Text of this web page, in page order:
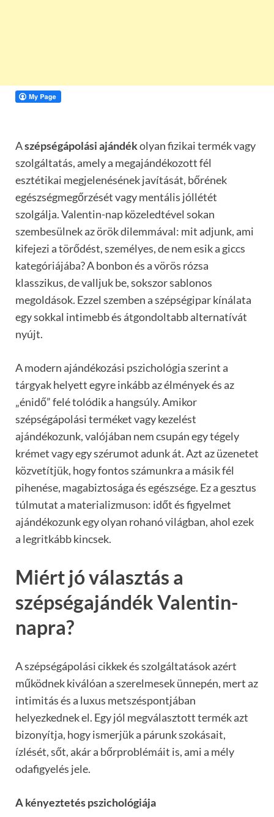
Aszépségápolási ajándékolyan fizikai termék vagy
szolgáltatás, amely a megajándékozott fél
esztétikai megjelenésének javítását, bőrének
egészségmegőrzését vagy mentális jóllétét
szolgálja. Valentin-nap közeledtével sokan
szembesülnek az örök dilemmával: mit adjunk, ami
kifejezi a törődést, személyes, de nem esik a giccs
kategóriájába? A bonbon és a vörös rózsa
klasszikus, de valljuk be, sokszor sablonos
megoldások. Ezzel szemben a szépségipar kínálata
egy sokkal intimebb és átgondoltabb alternatívát
nyújt.
A modern ajándékozási pszichológia szerint a
tárgyak helyett egyre inkább az élmények és az
„énidő” felé tolódik a hangsúly. Amikor
szépségápolási terméket vagy kezelést
ajándékozunk, valójában nem csupán egy tégely
krémet vagy egy szérumot adunk át. Azt az üzenetet
közvetítjük, hogy fontos számunkra a másik fél
pihenése, magabiztosága és egészsége. Ez a gesztus
túlmutat a materializmuson: időt és figyelmet
ajándékozunk egy olyan rohanó világban, ahol ezek
a legritkább kincsek.
Miért jó választás a
szépségajándék Valentin-
napra?
A szépségápolási cikkek és szolgáltatások azért
működnek kiválóan a szerelmesek ünnepén, mert az
intimitás és a luxus metszéspontjában
helyezkednek el. Egy jól megválasztott termék azt
bizonyítja, hogy ismerjük a párunk szokásait,
ízlését, sőt, akár a bőrproblémáit is, ami a mély
odafigyelés jele.
A kényeztetés pszichológiája